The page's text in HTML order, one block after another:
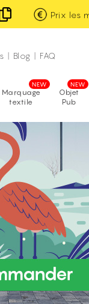
Prix les
Excellent
| Blog | FAQ
Marquage
textile
Objet
Pub